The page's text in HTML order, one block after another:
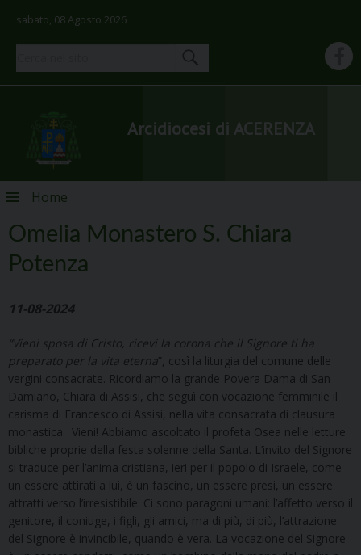
sabato, 08 Agosto 2026
Arcidiocesi di ACERENZA
Skip
content
Home
Omelia Monastero S. Chiara
Potenza
11-08-2024
“Vieni sposa di Cristo, ricevi la corona che il Signore ti ha
preparato per la vita eterna”, così la liturgia del comune delle
vergini consacrate. Ricordiamo la grande Povera Dama di San
Damiano, Chiara di Assisi, che seguì con vocazione femminile il
carisma di Francesco di Assisi, nella vita consacrata di clausura
monastica. Vieni! Abbiamo ascoltato il profeta Osea nelle letture
bibliche proprie della festa solenne della Santa. L’invito del Signore
si traduce per l’anima cristiana, ieri per il popolo di Israele, come
un essere attirati a lui, è un fascino, un essere presi, un essere
attratti verso l’irresistibile. Ci sono paragoni umani: l’affetto verso il
genitore, il coniuge, i figli, gli amici, ma di più, di più, l’attrazione
del Signore è invincibile, quando è vera. La vocazione del Signore